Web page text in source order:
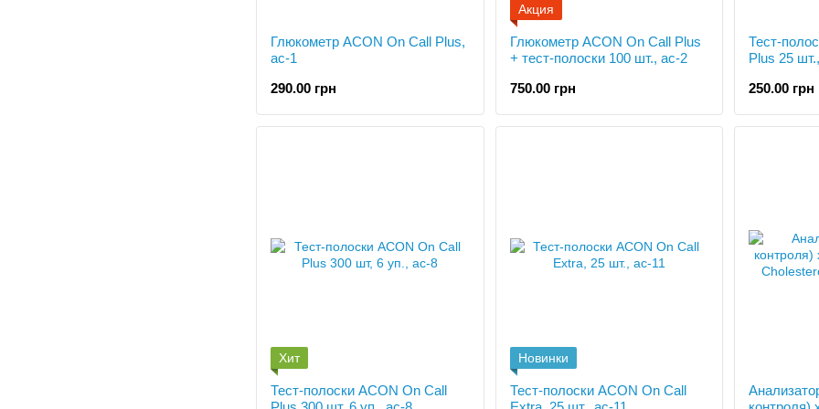
Глюкометр ACON On Call Plus,
ac-1
290.00 грн
Акция
Глюкометр ACON On Call Plus
+ тест-полоски 100 шт., ac-2
750.00 грн
Тест-
Plus 25
250.00 грн
Хит
Тест-полоски ACON On Call
Новинки
Тест-полоски ACON On Call